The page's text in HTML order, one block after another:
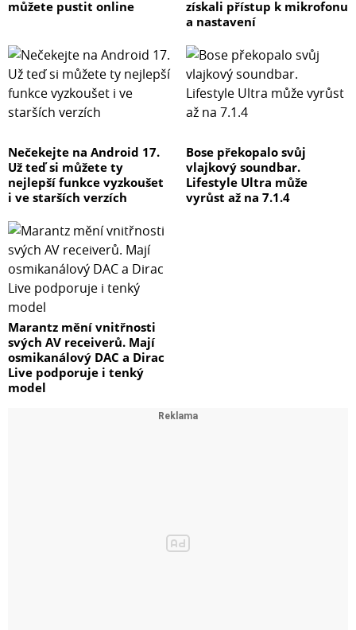
můžete pustit online
získali přístup k mikrofonu
a nastavení
Nečekejte na Android 17.
Už teď si můžete ty
nejlepší funkce vyzkoušet
i ve starších verzích
Bose překopalo svůj
vlajkový soundbar.
Lifestyle Ultra může
vyrůst až na 7.1.4
Marantz mění vnitřnosti
svých AV receiverů. Mají
osmikanálový DAC a Dirac
Live podporuje i tenký
model